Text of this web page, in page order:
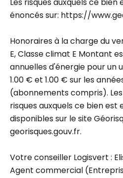
énoncés sur: https://
Honoraires à la charge du
E, Classe climat E Montant
annuelles d'énergie pour un
1.00 € et 1.00 € sur les
(abonnements compris).
risques auxquels ce bien est
disponibles sur le site
georisques.gouv.fr.
Votre conseiller Logisvert :
Agent commercial